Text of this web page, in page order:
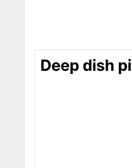
Deep dish